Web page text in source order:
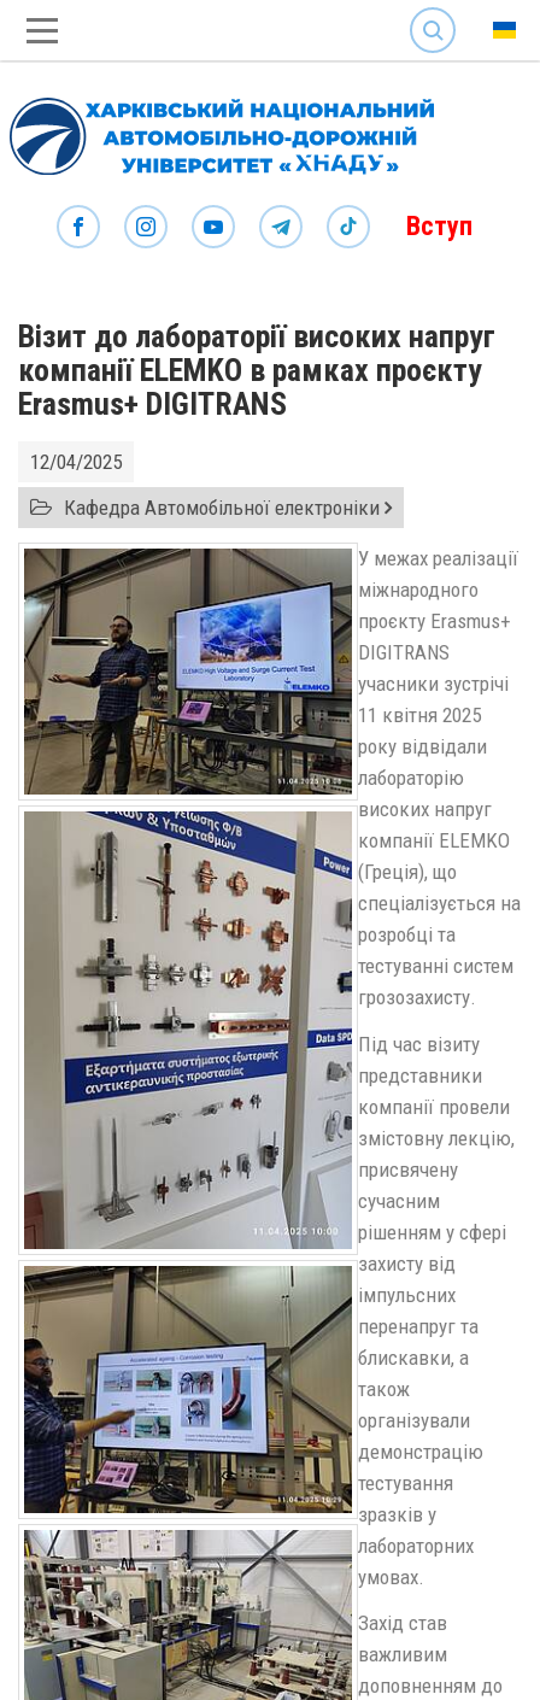
SEARCH
Вступ
Візит до лабораторії високих напруг
компанії ELEMKO в рамках проєкту
Erasmus+ DIGITRANS
12/04/2025
Кафедра Автомобільної електроніки
У межах реалізації
міжнародного
проєкту Erasmus+
DIGITRANS
учасники зустрічі
11 квітня 2025
року відвідали
лабораторію
високих напруг
компанії ELEMKO
(Греція), що
спеціалізується на
розробці та
тестуванні систем
грозозахисту.
Під час візиту
представники
компанії провели
змістовну лекцію,
присвячену
сучасним
рішенням у сфері
захисту від
імпульсних
перенапруг та
блискавки, а
також
організували
демонстрацію
тестування
зразків у
лабораторних
умовах.
Захід став
важливим
доповненням до